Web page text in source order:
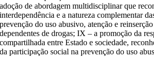
adoção de abordagem multidisciplinar que
interdependência e a natureza complementar
prevenção do uso abusivo, atenção e
dependentes de drogas; IX – a promoção da
compartilhada entre Estado e sociedade,
da participação social na prevenção do uso